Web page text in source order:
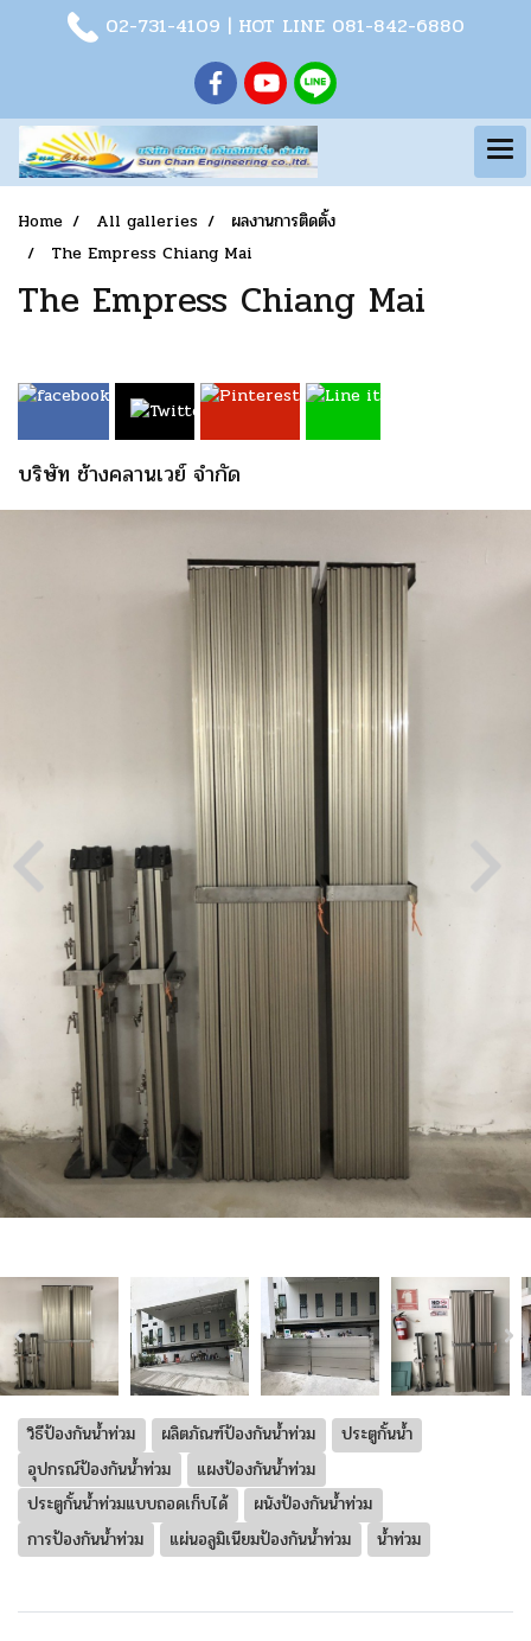
02-731-4109 | HOT LINE 081-842-6880
Home All galleries
ผลงานการติดตั้ง
The Empress Chiang Mai
The Empress Chiang Mai
บริษัท ช้างคลานเวย์ จำกัด
วิธีป้องกันน้ำท่วม ผลิตภัณฑ์ป้องกันน้ำท่วม
ประตูกั้นน้ำ
อุปกรณ์ป้องกันน้ำท่วม
แผงป้องกันน้ำท่วม
ประตูกั้นน้ำท่วมแบบถอดเก็บได้
ผนังป้องกันน้ำท่วม
การป้องกันน้ำท่วม
แผ่นอลูมิเนียมป้องกันน้ำท่วม น้ำท่วม